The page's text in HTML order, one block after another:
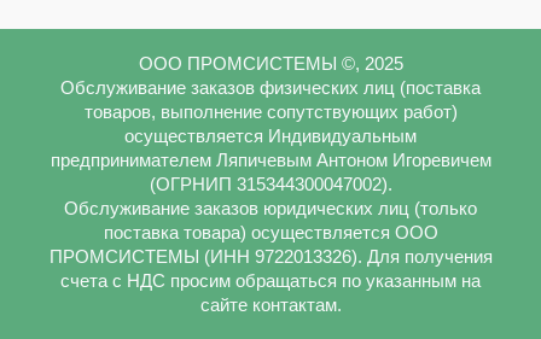
ООО ПРОМСИСТЕМЫ ©, 2025
Обслуживание заказов физических лиц (поставка
товаров, выполнение сопутствующих работ)
осуществляется Индивидуальным
предпринимателем Ляпичевым Антоном Игоревичем
(ОГРНИП 315344300047002).
Обслуживание заказов юридических лиц (только
поставка товара) осуществляется ООО
ПРОМСИСТЕМЫ (ИНН 9722013326). Для получения
счета с НДС просим обращаться по указанным на
сайте контактам.